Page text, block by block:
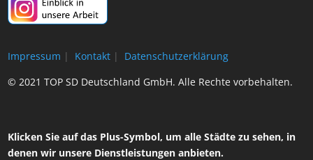
Impressum | Kontakt |
Datenschutzerklärung
© 2021 TOP SD Deutschland GmbH. Alle Rechte vorbehalten.
Klicken Sie auf das Plus-Symbol, um alle Städte zu sehen, in
denen wir unsere Dienstleistungen anbieten.